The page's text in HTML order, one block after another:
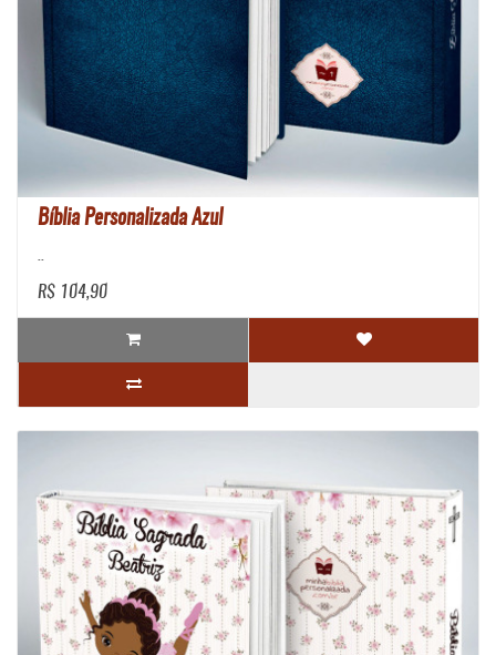
Bíblia Personalizada Azul
..
R$ 104,90